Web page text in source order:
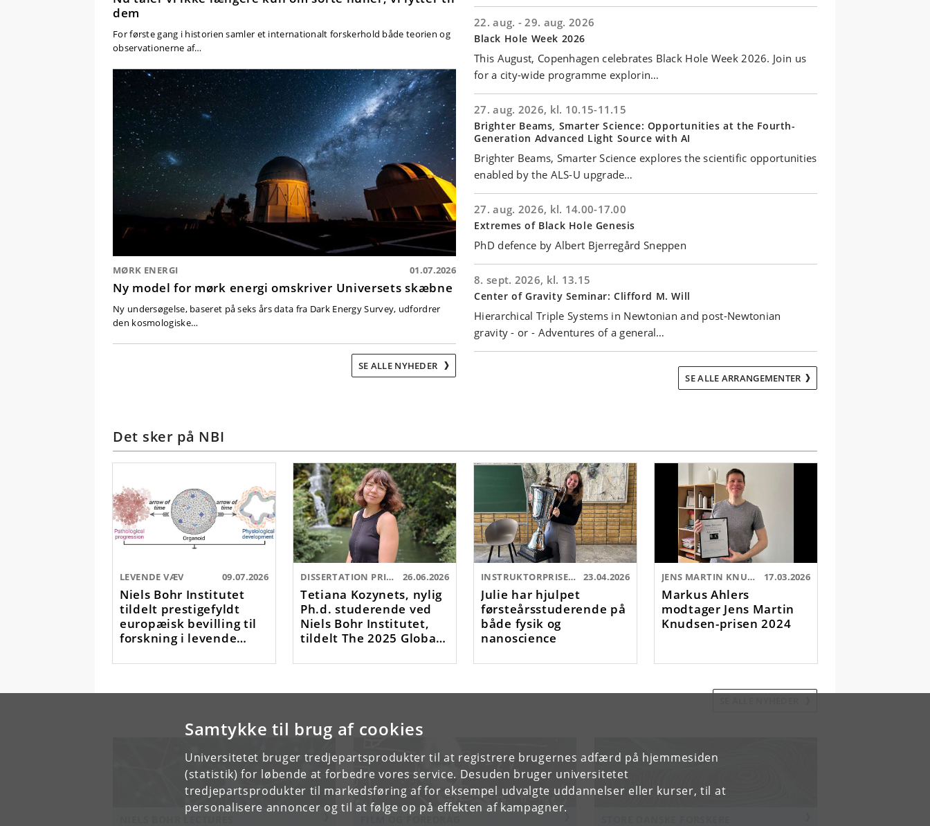
Samtykke til brug af cookies
Universitetet bruger tredjepartsprodukter til at registrere brugernes adfærd på hjemmesiden
(statistik) for løbende at forbedre vores service. Desuden bruger universitetet
tredjepartsprodukter til markedsføring af for eksempel udvalgte uddannelser eller kurser, til at
personalisere annoncer og til at følge op på effekten af kampagner.
dem
For første gang i historien samler et internationalt forskerhold både teorien og
observationerne af…
MØRK ENERGI 01.07.2026
Ny model for mørk energi omskriver Universets skæbne
Ny undersøgelse, baseret på seks års data fra Dark Energy Survey, udfordrer
den kosmologiske…
SE ALLE NYHEDER
22. aug. - 29. aug. 2026
Black Hole Week 2026
This August, Copenhagen celebrates Black Hole Week 2026. Join us
for a city-wide programme explorin…
27. aug. 2026, kl. 10.15-11.15
Brighter Beams, Smarter Science: Opportunities at the Fourth-
Generation Advanced Light Source with AI
Brighter Beams, Smarter Science explores the scientific opportunities
enabled by the ALS-U upgrade…
27. aug. 2026, kl. 14.00-17.00
Extremes of Black Hole Genesis
PhD defence by Albert Bjerregård Sneppen
8. sept. 2026, kl. 13.15
Center of Gravity Seminar: Clifford M. Will
Hierarchical Triple Systems in Newtonian and post-Newtonian
gravity - or - Adventures of a general…
SE ALLE ARRANGEMENTER
Det sker på NBI
LEVENDE VÆV 09.07.2026
Niels Bohr Institutet
tildelt prestigefyldt
europæisk bevilling til
forskning i levende
DISSERTATION PRIZE 26.06.2026
Tetiana Kozynets, nylig
Ph.d. studerende ved
Niels Bohr Institutet,
tildelt The 2025 Global
(GNN) Dissertation
INSTRUKTORPRISEN: 23.04.2026
Julie har hjulpet
førsteårsstuderende på
både fysik og
nanoscience
JENS MARTIN KNUDSEN-PRISEN: 17.03.2026
Markus Ahlers
modtager Jens Martin
Knudsen-prisen 2024